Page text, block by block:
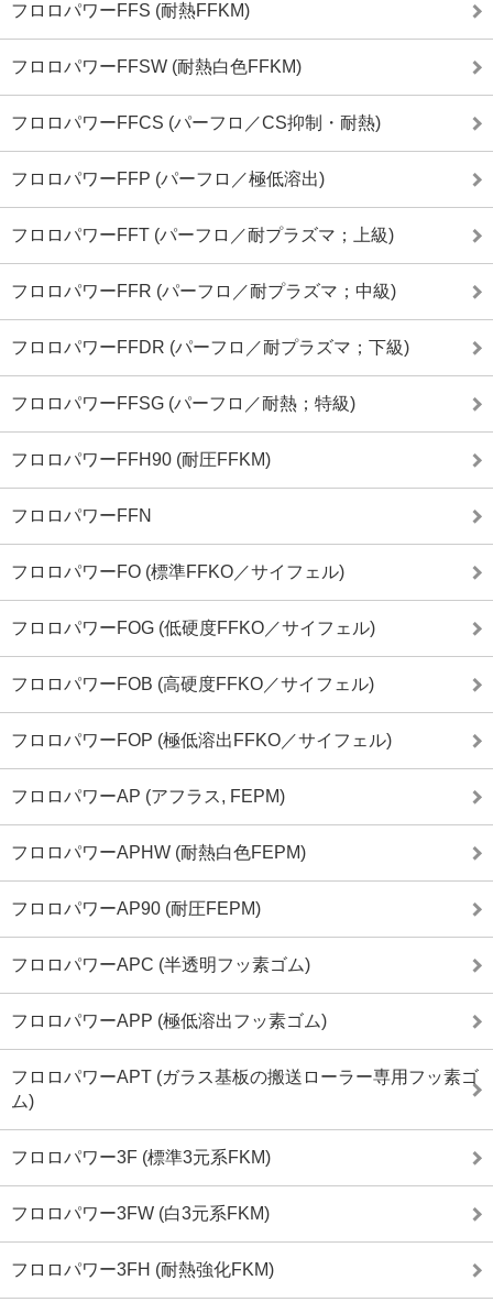
フロロパワーFFS (耐熱FFKM)
フロロパワーFFSW (耐熱白色FFKM)
フロロパワーFFCS (パーフロ／CS抑制・耐熱)
フロロパワーFFP (パーフロ／極低溶出)
フロロパワーFFT (パーフロ／耐プラズマ；上級)
フロロパワーFFR (パーフロ／耐プラズマ；中級)
フロロパワーFFDR (パーフロ／耐プラズマ；下級)
フロロパワーFFSG (パーフロ／耐熱；特級)
フロロパワーFFH90 (耐圧FFKM)
フロロパワーFFN
フロロパワーFO (標準FFKO／サイフェル)
フロロパワーFOG (低硬度FFKO／サイフェル)
フロロパワーFOB (高硬度FFKO／サイフェル)
フロロパワーFOP (極低溶出FFKO／サイフェル)
フロロパワーAP (アフラス, FEPM)
フロロパワーAPHW (耐熱白色FEPM)
フロロパワーAP90 (耐圧FEPM)
フロロパワーAPC (半透明フッ素ゴム)
フロロパワーAPP (極低溶出フッ素ゴム)
フロロパワーAPT (ガラス基板の搬送ローラー専用フッ素ゴ
ム)
フロロパワー3F (標準3元系FKM)
フロロパワー3FW (白3元系FKM)
フロロパワー3FH (耐熱強化FKM)